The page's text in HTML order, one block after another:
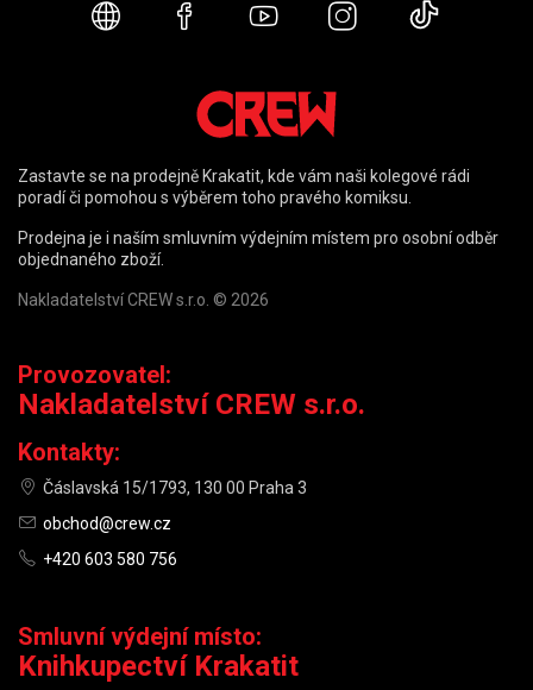
Webové stránky
FacebookYouTubeInstagram
Zastavte se na prodejně Krakatit, kde vám naši kolegové rádi
poradí či pomohou s výběrem toho pravého komiksu.
Prodejna je i naším smluvním výdejním místem pro osobní odběr
objednaného zboží.
Nakladatelství CREW s.r.o. © 2026
Provozovatel:
Nakladatelství CREW s.r.o.
Kontakty:
Čáslavská 15/1793, 130 00 Praha 3
obchod@crew.cz
+420 603 580 756
Smluvní výdejní místo:
Knihkupectví Krakatit